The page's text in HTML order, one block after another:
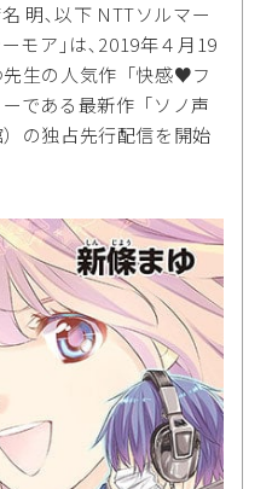
明､以下 NTTソルマー
モア｣は､2019年４月19
生の人気作「快感♥フ
である最新作「ソノ声
の独占先行配信を開始